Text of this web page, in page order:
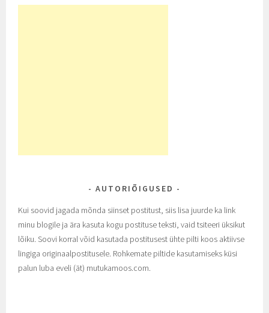
AUTORIÕIGUSED
Kui soovid jagada mõnda siinset postitust, siis lisa juurde ka link
minu blogile ja ära kasuta kogu postituse teksti, vaid tsiteeri üksikut
lõiku. Soovi korral võid kasutada postitusest ühte pilti koos aktiivse
lingiga originaalpostitusele. Rohkemate piltide kasutamiseks küsi
palun luba eveli (ät) mutukamoos.com.